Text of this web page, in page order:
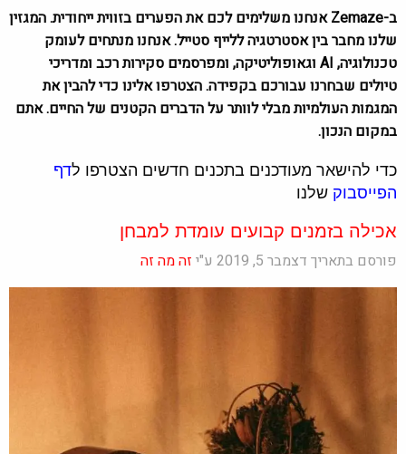
ב-Zemaze אנחנו משלימים לכם את הפערים בזווית ייחודית. המגזין
שלנו מחבר בין אסטרטגיה ללייף סטייל. אנחנו מנתחים לעומק
טכנולוגיה, AI וגאופוליטיקה, ומפרסמים סקירות רכב ומדריכי
טיולים שבחרנו עבורכם בקפידה. הצטרפו אלינו כדי להבין את
המגמות העולמיות מבלי לוותר על הדברים הקטנים של החיים. אתם
במקום הנכון.
כדי להישאר מעודכנים בתכנים חדשים הצטרפו ל דף
הפייסבוקשלנו
אכילה בזמנים קבועים עומדת למבחן
פורסם בתאריך דצמבר 5, 2019 ע"י זה מה זה